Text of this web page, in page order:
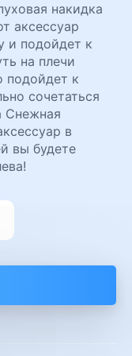
накидка
аксессуар
и подойдет к
на плечи
подойдет к
сочетаться
Снежная
в
вы будете